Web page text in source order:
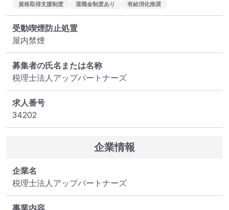
資格取得支援制度
退職金制度あり 有給消化推奨
受動喫煙防止処置
屋内禁煙
募集者の氏名または名称
税理士法人アップパートナーズ
求人番号
34202
企業情報
企業名
税理士法人アップパートナーズ